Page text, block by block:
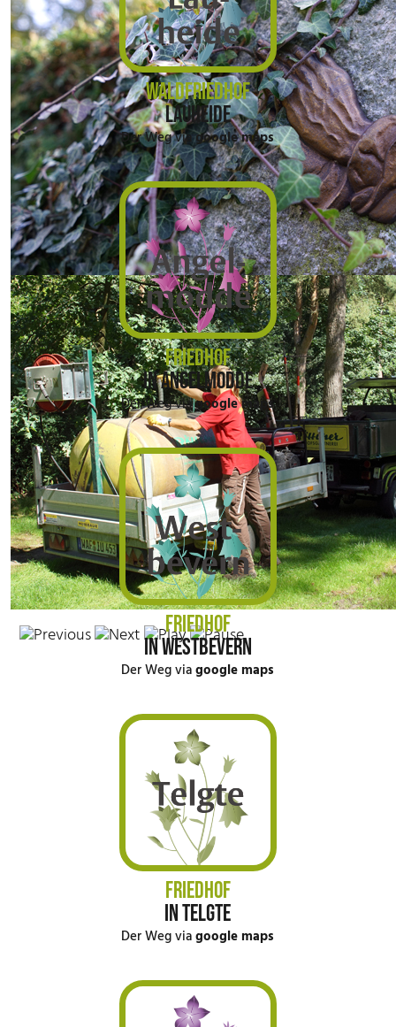
WALDFRIEDHOF
LAUHEIDE
Der Weg viagoogle maps
FRIEDHOF
IN ANGELMODDE
Der Weg viagoogle maps
FRIEDHOF
IN WESTBEVERN
Der Weg viagoogle maps
FRIEDHOF
IN TELGTE
Der Weg viagoogle maps